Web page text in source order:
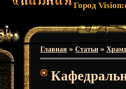
Город
Главная » Статьи »